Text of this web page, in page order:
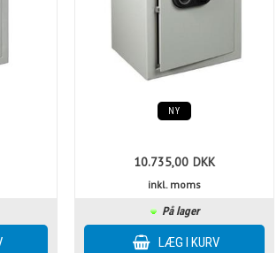
NY
10.735,00 DKK
inkl. moms
På lager